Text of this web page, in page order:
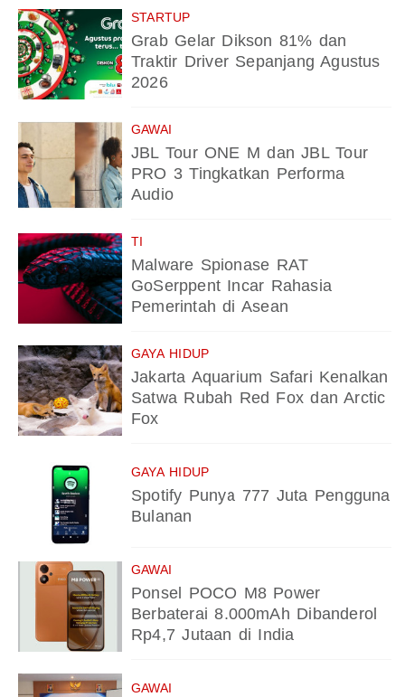
STARTUP
Grab Gelar Dikson 81% dan
Traktir Driver Sepanjang Agustus
2026
GAWAI
JBL Tour ONE M dan JBL Tour
PRO 3 Tingkatkan Performa
Audio
TI
Malware Spionase RAT
GoSerppent Incar Rahasia
Pemerintah di Asean
GAYA HIDUP
Jakarta Aquarium Safari Kenalkan
Satwa Rubah Red Fox dan Arctic
Fox
GAYA HIDUP
Spotify Punya 777 Juta Pengguna
Bulanan
GAWAI
Ponsel POCO M8 Power
Berbaterai 8.000mAh Dibanderol
Rp4,7 Jutaan di India
GAWAI